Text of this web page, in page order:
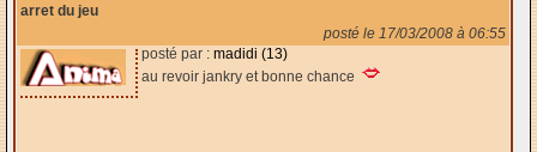
arret du jeu
posté le 17/03/2008 à 06:55
posté par : madidi (13)
au revoir jankry et bonne chance